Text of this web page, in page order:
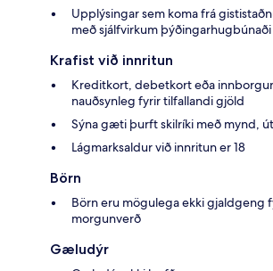
Upplýsingar sem koma frá
með sjálfvirkum þýðingarhugbúnaði
Krafist við innritun
Kreditkort, debetkort eða
nauðsynleg fyrir tilfallandi gjöld
Sýna gæti þurft skilríki með mynd,
Lágmarksaldur við innritun er 18
Börn
Börn eru mögulega ekki gjaldgeng
morgunverð
Gæludýr